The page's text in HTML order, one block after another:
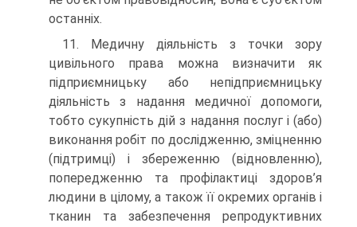
останніх.
11. Медичну діяльність з точки зору
цивільного права можна визначити як
підприємницьку або непідприємницьку
діяльність з надання медичної допомоги,
тобто сукупність дій з надання послуг і (або)
виконання робіт по дослідженню, зміцненню
(підтримці) і збереженню (відновленню),
попередженню та профілактиці здоров’я
людини в цілому, а також її окремих органів і
тканин та забезпечення репродуктивних